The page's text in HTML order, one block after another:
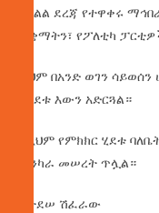
በክልል ደረጃ የተዋቀሩ
ተቋማትን፣ የፖለቲካ
ይህም በአንድ ወገን
በሂደቱ እውን አድርጓል።
በዚህም የምክክር ሂደቱ
ጠንካራ መሠረት ጥሏል።
በታደሠ ሽፈራው